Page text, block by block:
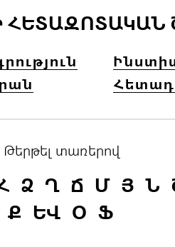
ՀԵՏԱԶՈՏԱԿԱՆ
Թերթել տառերով
Ձ Ղ Ճ Մ Յ Ն
Ք ԵՎ Օ Ֆ